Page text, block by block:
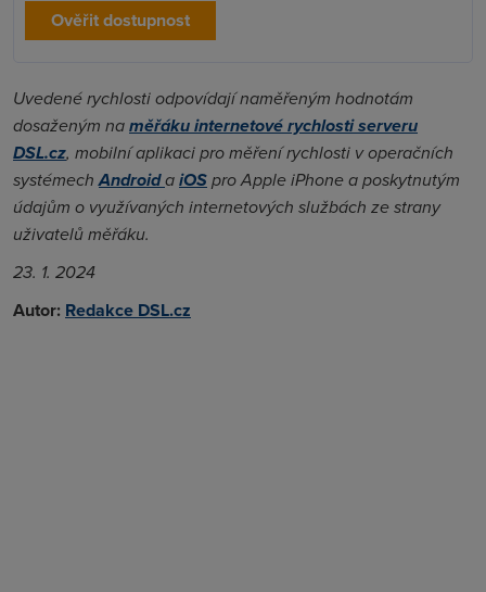
Ověřit dostupnost
Uvedené rychlosti odpovídají naměřeným hodnotám
dosaženým naměřáku internetové rychlosti serveru
DSL.cz, mobilní aplikaci pro měření rychlosti v operačních
systémechAndroidaiOSpro Apple iPhone a poskytnutým
údajům o využívaných internetových službách ze strany
uživatelů měřáku.
23. 1. 2024
Autor: Redakce DSL.cz